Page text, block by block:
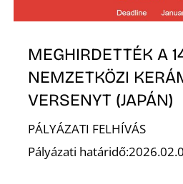
MEGHIRDETTÉK A
NEMZETKÖZI
VERSENYT (JAPÁN)
PÁLYÁZATI FELHÍVÁS
Pályázati